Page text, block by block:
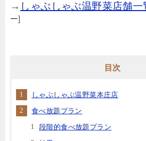
→ しゃぶしゃぶ温野菜店舗一
ー]
目次
しゃぶしゃぶ温野菜本庄店
食べ放題プラン
段階的食べ放題プラン